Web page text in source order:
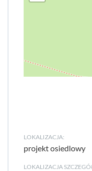
LOKALIZACJA:
projekt osiedlowy
LOKALIZACJA